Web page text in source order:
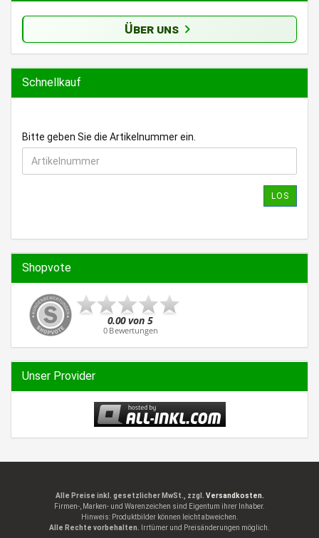
Über uns
Schnellkauf
BITTE
GEBEN
SIE
Bitte geben Sie die Artikelnummer ein.
LOS
Shopvote
Unser Provider
Alle Preise inkl. gesetzlicher MwSt., zzgl. Versandkosten.
Firmen-, Marken- und Warenzeichen sind Eigentum ihrer Inhaber.
Hinweis: Produktbilder können leicht abweichen.
Alle Rechte vorbehalten.
Irrtümer und Preisänderungen möglich.